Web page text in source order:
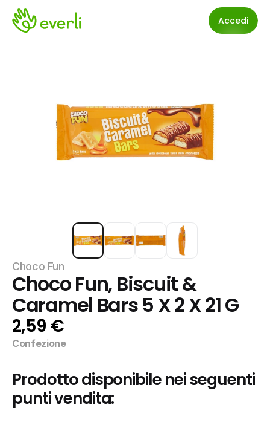
Accedi
Choco Fun
Choco Fun, Biscuit &
Caramel Bars 5 X 2 X 21 G
2,59 €
Confezione
Prodotto disponibile nei seguenti
punti vendita: